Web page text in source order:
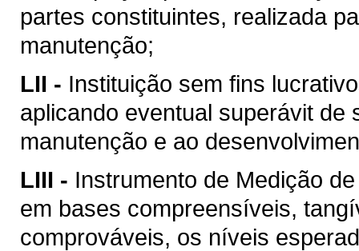
partes constituintes, realizada
manutenção;
LII - Instituição sem fins
aplicando eventual superávit de
manutenção e ao
LIII - Instrumento de Medição
em bases compreensíveis,
comprováveis, os níveis